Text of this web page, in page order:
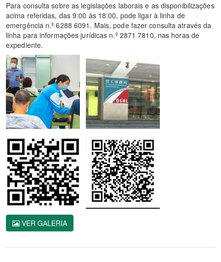
Para consulta sobre as legislações laborais e as disponibilizações
acima referidas, das 9:00 às 18:00, pode ligar à linha de
emergência n.º 6288 6091. Mais, pode fazer consulta através da
linha para informações jurídicas n.º 2871 7810, nas horas de
expediente.
VER GALERIA